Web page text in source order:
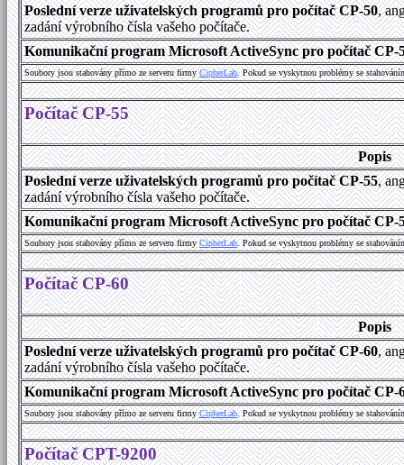
Poslední verze uživatelských programů pro počítač CP-50,
zadání výrobního čísla vašeho počítače.
Komunikační program Microsoft ActiveSync pro počítač CP-
Soubory jsou stahovány přímo ze serveru firmyCipherLab. Pokud se vyskytnou problémy se
Počítač CP-55
Popis
Poslední verze uživatelských programů pro počítač CP-55,
zadání výrobního čísla vašeho počítače.
Komunikační program Microsoft ActiveSync pro počítač CP-
Soubory jsou stahovány přímo ze serveru firmyCipherLab. Pokud se vyskytnou problémy se
Počítač CP-60
Popis
Poslední verze uživatelských programů pro počítač CP-60,
zadání výrobního čísla vašeho počítače.
Komunikační program Microsoft ActiveSync pro počítač CP-
Soubory jsou stahovány přímo ze serveru firmyCipherLab. Pokud se vyskytnou problémy se
Počítač CPT-9200